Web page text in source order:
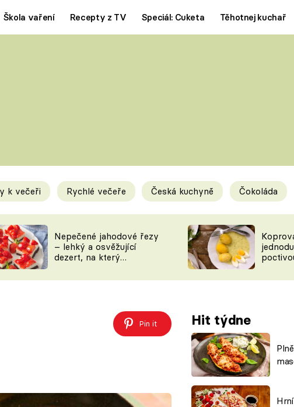
Škola vaření Recepty z TV Speciál: Cuketa Těhotnej kuchař
Tipy a triky
KAM ZA JÍDLEM
VYCHYTÁVKY
Novinky
ŠÉFREDAKTORKY
ČASOPIS
k večeři Rychlé večeře Česká kuchyně Čokoláda
Nepečené jahodové řezy
– lehký a osvěžující
dezert, na který
Pin it Hit týdne